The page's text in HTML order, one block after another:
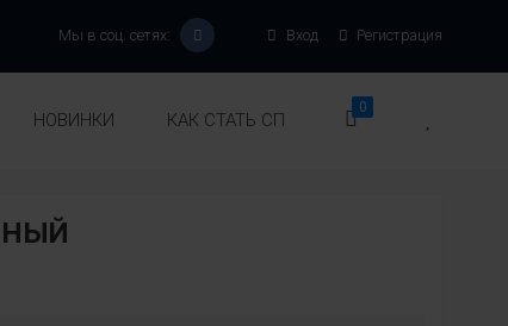
Вход Регистрация
Мы в соц. сетях:
НОВИНКИ КАК СТАТЬ СП
0